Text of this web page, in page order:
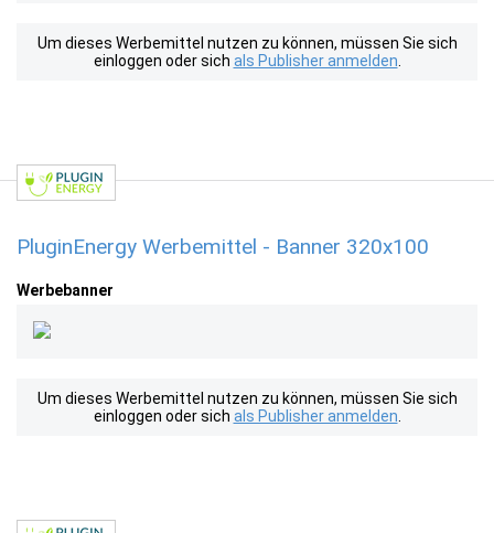
Um dieses Werbemittel nutzen zu können, müssen Sie sich
einloggen oder sich als Publisher anmelden
PluginEnergy Werbemittel - Banner 320x100
Werbebanner
Um dieses Werbemittel nutzen zu können, müssen Sie sich
einloggen oder sich als Publisher anmelden